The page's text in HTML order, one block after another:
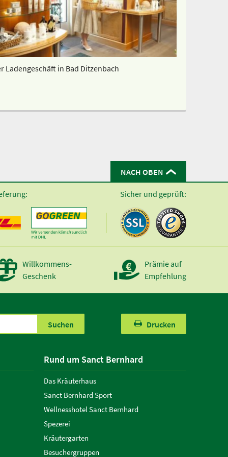
Ladengeschäft in Bad Ditzenbach
NACH OBEN
Sicher und geprüft:
Willkommens-
Geschenk
Prämie auf
Empfehlung
Suchen Drucken
Rund um Sanct Bernhard
Das Kräuterhaus
Sanct Bernhard Sport
Wellnesshotel Sanct Bernhard
Spezerei
Kräutergarten
Besuchergruppen